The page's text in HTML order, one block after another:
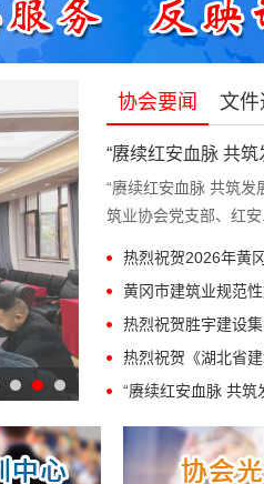
协会要闻 文件
“赓续红安血脉 共
“赓续红安血脉 共筑发
筑业协会党支部、红安
热烈祝贺2026年黄
黄冈市建筑业规范
热烈祝贺胜宇建设
热烈祝贺《湖北省
“赓续红安血脉 共筑